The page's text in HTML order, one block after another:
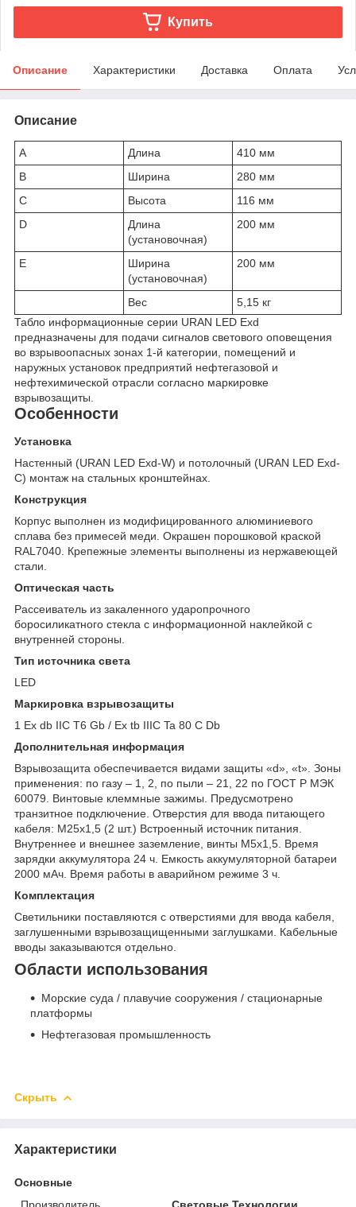
Купить
Описание Характеристики Доставка Оплата
Описание
A Длина
410 мм
B
Ширина
280 мм
C
Высота
116 мм
D
Длина
(установочная)
200 мм
E
Ширина
(установочная)
200 мм
Вес
5,15 кг
Табло информационные серии URAN LED Exd
предназначены для подачи сигналов светового оповещения
во взрывоопасных зонах 1-й категории, помещений и
наружных установок предприятий нефтегазовой и
нефтехимической отрасли согласно маркировке
взрывозащиты.
Особенности
Установка
Настенный (URAN LED Exd-W) и потолочный (URAN LED Exd-
C) монтаж на стальных кронштейнах.
Конструкция
Корпус выполнен из модифицированного алюминиевого
сплава без примесей меди. Окрашен порошковой краской
RAL7040. Крепежные элементы выполнены из нержавеющей
стали.
Оптическая часть
Рассеиватель из закаленного ударопрочного
боросиликатного стекла с информационной наклейкой с
внутренней стороны.
Тип источника света
LED
Маркировка взрывозащиты
1 Ex db IIC Т6 Gb / Ex tb IIIC Ta 80 С Db
Дополнительная информация
Взрывозащита обеспечивается видами защиты «d», «t». Зоны
применения: по газу – 1, 2, по пыли – 21, 22 по ГОСТ Р МЭК
60079. Винтовые клеммные зажимы. Предусмотрено
транзитное подключение. Отверстия для ввода питающего
кабеля: М25х1,5 (2 шт.) Встроенный источник питания.
Внутреннее и внешнее заземление, винты М5х1,5. Время
зарядки аккумулятора 24 ч. Емкость аккумуляторной батареи
2000 мАч. Время работы в аварийном режиме 3 ч.
Комплектация
Светильники поставляются с отверстиями для ввода кабеля,
заглушенными взрывозащищенными заглушками. Кабельные
вводы заказываются отдельно.
Области использования
Морские суда / плавучие сооружения / стационарные
платформы
Нефтегазовая промышленность
Скрыть
Характеристики
Основные
Производитель
Световые Технологии